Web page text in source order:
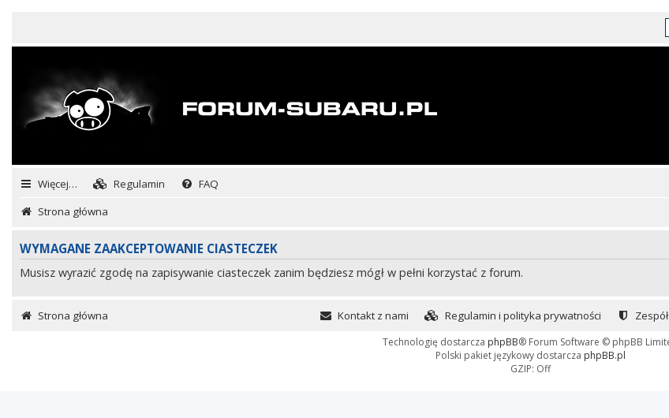
Więcej… Regulamin FAQ
Strona główna
WYMAGANE ZAAKCEPTOWANIE CIASTECZEK
Musisz wyrazić zgodę na zapisywanie ciasteczek zanim będziesz mógł w pełni korzystać z forum.
Strona główna Regulamin i polityka prywatności
Kontakt z nami
Technologię dostarcza phpBB® Forum Software © phpBB
Polski pakiet językowy dostarcza phpBB.pl
GZIP: Off